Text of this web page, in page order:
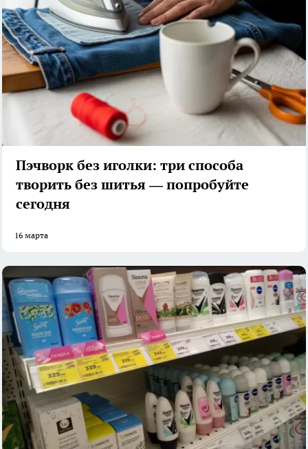
Пэчворк без иголки: три способа
творить без шитья — попробуйте
сегодня
16 марта